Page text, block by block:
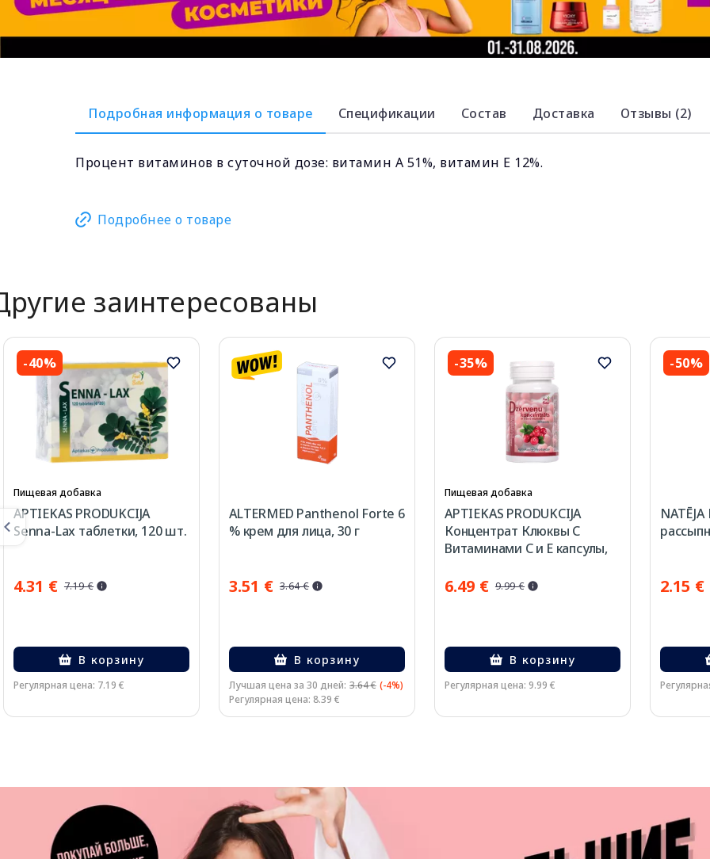
Подробная информация о товаре Спецификации Состав Доставка Отзывы (2)
Процент витаминов в суточной дозе: витамин А 51%, витамин Е 12%.
Подробнее о товаре
заинтересованы
-40%
Пищевая добавка
APTIEKAS PRODUKCIJA
Senna-Lax таблетки, 120 шт.
4.31 € 7.19 €
В корзину
Регулярная цена: 7.19 €
ALTERMED Panthenol Forte 6
% крем для лица, 30 г
3.51 € 3.64 €
В корзину
Лучшая цена за 30 дней: 3.64 € (-4%)
Регулярная цена: 8.39 €
-35%
Пищевая добавка
APTIEKAS PRODUKCIJA
Концентрат Клюквы С
Витаминами C и Е капсулы,
6.49 € 9.99 €
В корзину
Регулярная цена: 9.99 €
-50%
2.15 €